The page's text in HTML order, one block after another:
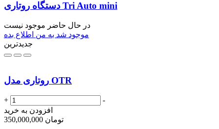
دستگاه روتاری Tri Auto mini
در حال حاضر موجود نیست
موجود شد به من اطلاع بده
جدیدترین
روتاری مدل OTR
+
-
افزودن به خرید
350,000,000 تومان